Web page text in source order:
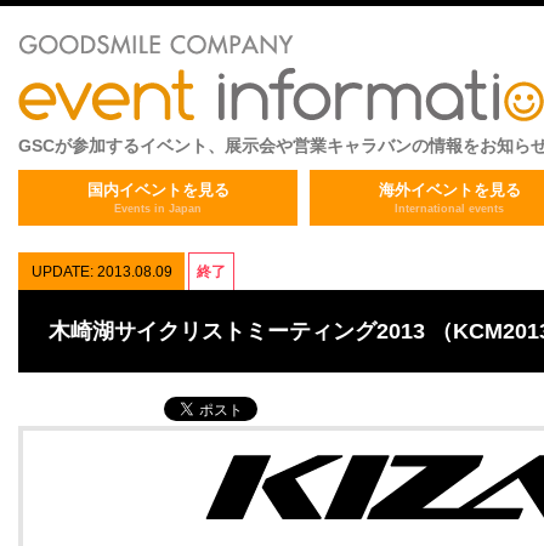
GSCが参加するイベント、展示会や営業キャラバンの情報をお知ら
国内イベントを見る
Events in Japan
海外イベントを見る
International events
UPDATE: 2013.08.09 終了
木崎湖サイクリストミーティング2013 （